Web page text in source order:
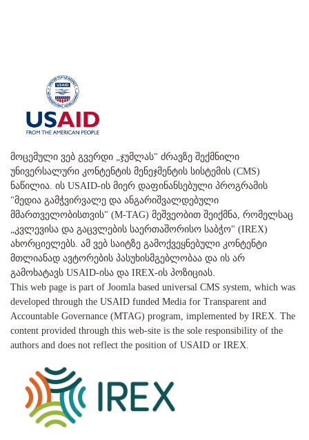
მოცემული ვებ გვერდი „ჯუმლას" ძრავზე შექმნილი
უნივერსალური კონტენტის მენეჯმენტის სისტემის (CMS)
ნაწილია. ის USAID-ის მიერ დაფინანსებული პროგრამის
"მედია გამჭვირვალე და ანგარიშვალდებული
მმართველობისთვის" (M-TAG) მეშვეობით შეიქმნა, რომელსაც
„კვლევისა და გაცვლების საერთაშორისო საბჭო" (IREX)
ახორციელებს. ამ ვებ საიტზე გამოქვეყნებული კონტენტი
მთლიანად ავტორების პასუხისმგებლობაა და ის არ
გამოხატავს USAID-ისა და IREX-ის პოზიციას.
This web page is part of Joomla based universal CMS system, which was
developed through the USAID funded Media for Transparent and
Accountable Governance (MTAG) program, implemented by IREX. The
content provided through this web-site is the sole responsibility of the
authors and does not reflect the position of USAID or IREX.